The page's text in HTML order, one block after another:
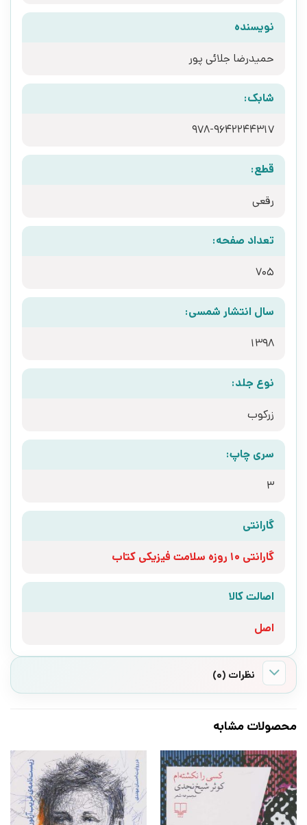
نویسنده
حمیدرضا جلائی پور
شابک:
978-9642244317
قطع:
رقعی
تعداد صفحه:
705
سال انتشار شمسی:
1398
نوع جلد:
زرکوب
سری چاپ:
3
گارانتی
گارانتی 10 روزه سلامت فیزیکی کتاب
اصالت کالا
اصل
نظرات (0)
محصولات مشابه